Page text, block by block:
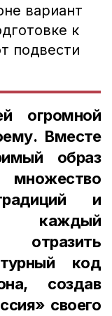
вариант
к
подвести
огромной
Вместе
образ
и
каждый
код
создав
своего